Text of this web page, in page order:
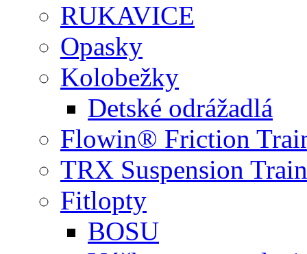
RUKAVICE
Opasky
Kolobežky
Detské odrážadlá
Flowin® Friction
TRX Suspension
Fitlopty
BOSU